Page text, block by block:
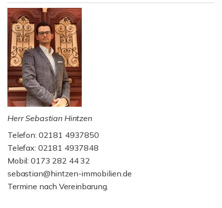
Herr Sebastian Hintzen
Telefon: 02181 4937850
Telefax: 02181 4937848
Mobil: 0173 282 44 32
sebastian@hintzen-immobilien.de
Termine nach Vereinbarung.